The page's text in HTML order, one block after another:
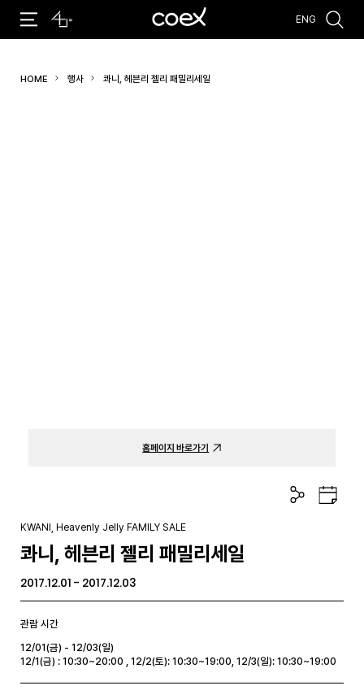
#코엑스 전시 #행사 #주차안내
ENG
HOME 행사 콰니, 헤븐리 젤리 패밀리세일
홈페이지 바로가기
공
유
구
글
KWANI, Heavenly Jelly FAMILY SALE
콰니, 헤븐리 젤리 패밀리세일
2017.12.01 - 2017.12.03
관람 시간
12/01(금) - 12/03(일)
12/1(금) : 10:30~20:00 , 12/2(토): 10:30~19:00, 12/3(일): 10:30~19:00